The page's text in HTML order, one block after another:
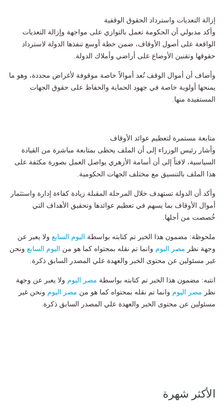
إزالة التعديات واسترداد الحقوق الوقفية
وأكد مدبولي أن الحكومة تعمل بالتوازي على مواجهة وإزالة التعديات
الواقعة على أصول الأوقاف، ضمن خطة أوسع تنفذها الدولة لاسترداد
حقوقها وتقنين الأوضاع على أراضي وأملاك الدولة.
وأضاف أن أموال الوقف تُعد أموالاً خاصة موقوفة لأغراض محددة، وهو ما
يمنحها أولوية خاصة في جهود الحماية والحفاظ على حقوق الجهات
المستفيدة منها.
متابعة مستمرة لتعظيم عوائد الأوقاف
وأشار رئيس الوزراء إلى أن الملف يحظى بمتابعة مباشرة من القيادة
السياسية، لافتاً إلى أن أسامة الأزهري يواصل العمل بصورة مكثفة على
هذا الملف بالتنسيق مع مختلف الجهات الحكومية.
وأكد أن الدولة تستهدف خلال المرحلة المقبلة زيادة كفاءة إدارة واستثمار
أموال الأوقاف بما يسهم في تعظيم عوائدها وتحقيق الأهداف التي
خُصصت من أجلها.
ملحوظة: مضمون هذا الخبر تم كتابته بواسطة اليوم السابع ولا يعبر عن
وجهة نظر مصر اليوم وانما تم نقله بمحتواه كما هو من اليوم السابع ونحن
غير مسئولين عن محتوى الخبر والعهدة علي المصدر السابق ذكرة.
انتبه: مضمون هذا الخبر تم كتابته بواسطة مصر اليوم ولا يعبر عن وجهة
نظر مصر اليوم وانما تم نقله بمحتواه كما هو من مصر اليوم ونحن غير
مسئولين عن محتوى الخبر والعهدة علي المصدر السابق ذكرة.
الأكثر شهرة